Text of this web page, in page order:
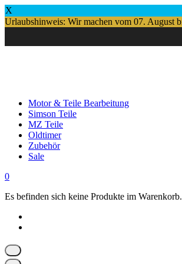
X
Urlaubshinweis: Wir machen vom 07. August
Motor & Teile Bearbeitung
Simson Teile
MZ Teile
Oldtimer
Zubehör
Sale
0
Es befinden sich keine Produkte im Warenkorb.